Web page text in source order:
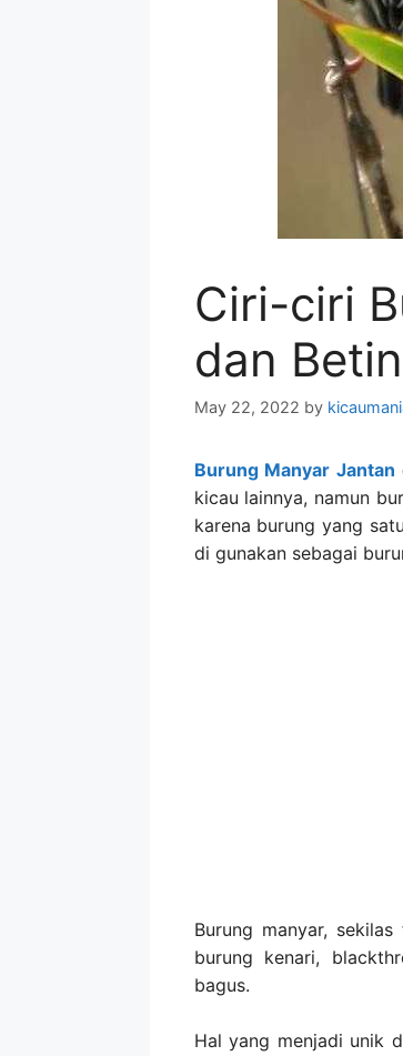
Ciri-ciri
dan
May 22, 2022 by
Burung Manyar Jantan
kicau lainnya, namun
karena burung yang
di gunakan sebagai
Burung manyar,
burung kenari,
bagus.
Hal yang menjadi unik